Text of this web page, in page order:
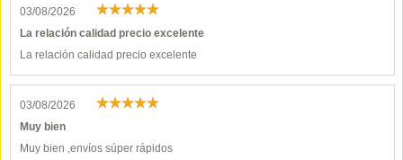
03/08/2026
La relación calidad precio excelente
La relación calidad precio excelente
03/08/2026
Muy bien
Muy bien ,envíos súper rápidos